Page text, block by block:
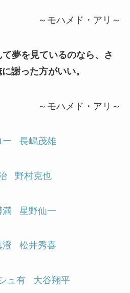
～モハメド・アリ～
夢を見ているのなら、さ
謝った方がいい。
～モハメド・アリ～
ー 長嶋茂雄
野村克也
満 星野仙一
澄 松井秀喜
ュ有 大谷翔平